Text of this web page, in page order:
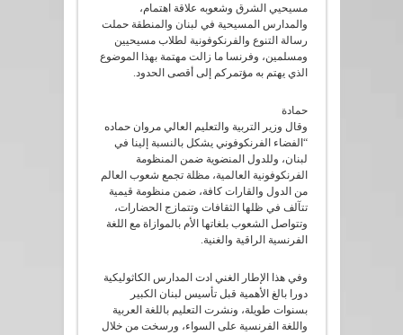
مسيحيي الشرق وشعوبه علاقة اهتمام،
والمدارس المسيحية في لبنان والمنطقة حملت
رسالة التنوع والفرنكوفونية لطلاب مسيحيين
ومسلمين، وفرنسا ما زالت مهتمة بهذا الموضوع
الذي يهتم به مؤتمركم إلى أقصى الحدود.
حمادة
وقال وزير التربية والتعليم العالي مروان حماده
“الفضاء الفرنكوفوني يشكل بالنسبة إلينا في
لبنان، وللدول المنضوية ضمن المنظومة
الفرنكوفونية العالمية، مظلة تجمع شعوب العالم
من الدول والقارات كافة، ضمن منظومة قيمية
تتآلف في ظلها الثقافات وتتمازج الحضارات،
وتتواصل الشعوب بلغاتها الأم بالموازاة مع اللغة
الفرنسية الراقية والغنية.
وفي هذا الإطار الغني ادت المدارس الكاثوليكية
دورا بالغ الأهمية قبل تأسيس لبنان الكبير
بسنوات طويلة، ونشرت التعليم باللغة العربية
واللغة الفرنسية على السواء، ورسخت من خلال